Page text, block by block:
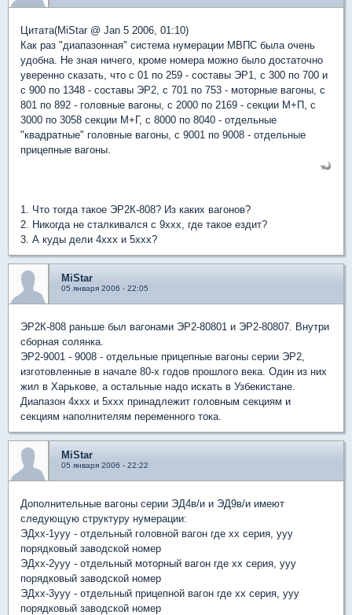
Цитата(MiStar @ Jan 5 2006, 01:10)
Как раз "диапазонная" система нумерации МВПС была очень
удобна. Не зная ничего, кроме номера можно было достаточно
уверенно сказать, что с 01 по 259 - составы ЭР1, с 300 по 700 и
с 900 по 1348 - составы ЭР2, с 701 по 753 - моторные вагоны, с
801 по 892 - головные вагоны, с 2000 по 2169 - секции М+П, с
3000 по 3058 секции М+Г, с 8000 по 8040 - отдельные
"квадратные" головные вагоны, с 9001 по 9008 - отдельные
прицепные вагоны.
1. Что тогда такое ЭР2К-808? Из каких вагонов?
2. Никогда не сталкивался с 9ххх, где такое ездит?
3. А куды дели 4ххх и 5ххх?
MiStar
05 января 2006 - 22:05
ЭР2К-808 раньше был вагонами ЭР2-80801 и ЭР2-80807. Внутри
сборная солянка.
ЭР2-9001 - 9008 - отдельные прицепные вагоны серии ЭР2,
изготовленные в начале 80-х годов прошлого века. Один из них
жил в Харькове, а остальные надо искать в Узбекистане.
Диапазон 4ххх и 5ххх принадлежит головным секциям и
секциям наполнителям переменного тока.
MiStar
05 января 2006 - 22:22
Дополнительные вагоны серии ЭД4в/и и ЭД9в/и имеют
следующую структуру нумерации:
ЭДхх-1ууу - отдельный головной вагон где хх серия, ууу
порядковый заводской номер
ЭДхх-2ууу - отдельный моторный вагон где хх серия, ууу
порядковый заводской номер
ЭДхх-3ууу - отдельный прицепной вагон где хх серия, ууу
порядковый заводской номер